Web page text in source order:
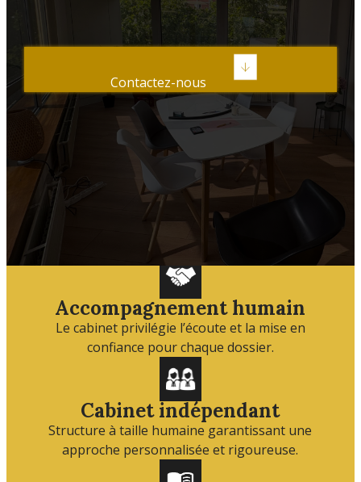
Contactez-nous
Accompagnement humain
Le cabinet privilégie l’écoute et la mise en
confiance pour chaque dossier.
Cabinet indépendant
Structure à taille humaine garantissant une
approche personnalisée et rigoureuse.